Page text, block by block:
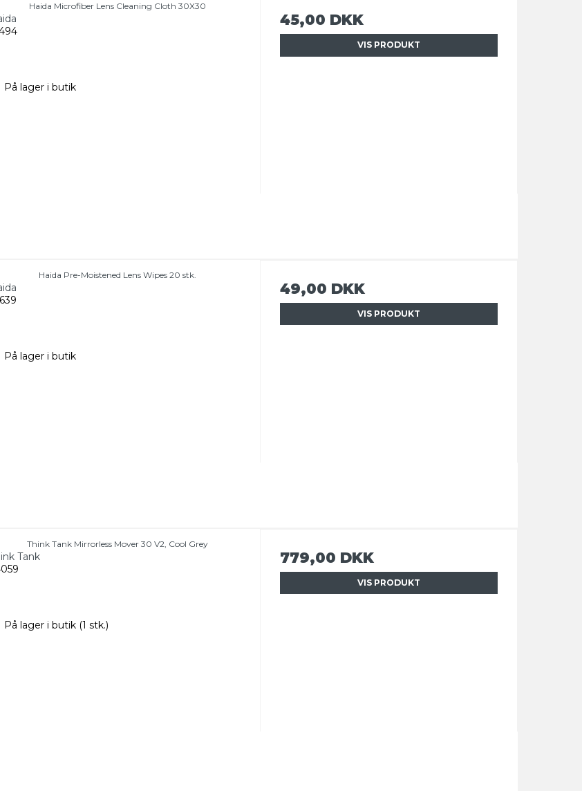
Haida Microfiber Lens Cleaning Cloth 30X30
På lager i butik
45,00 DKK
VIS PRODUKT
Haida Pre-Moistened Lens Wipes 20 stk.
På lager i butik
49,00 DKK
VIS PRODUKT
Think Tank Mirrorless Mover 30 V2, Cool Grey
Tank
På lager i butik (1 stk.)
779,00 DKK
VIS PRODUKT